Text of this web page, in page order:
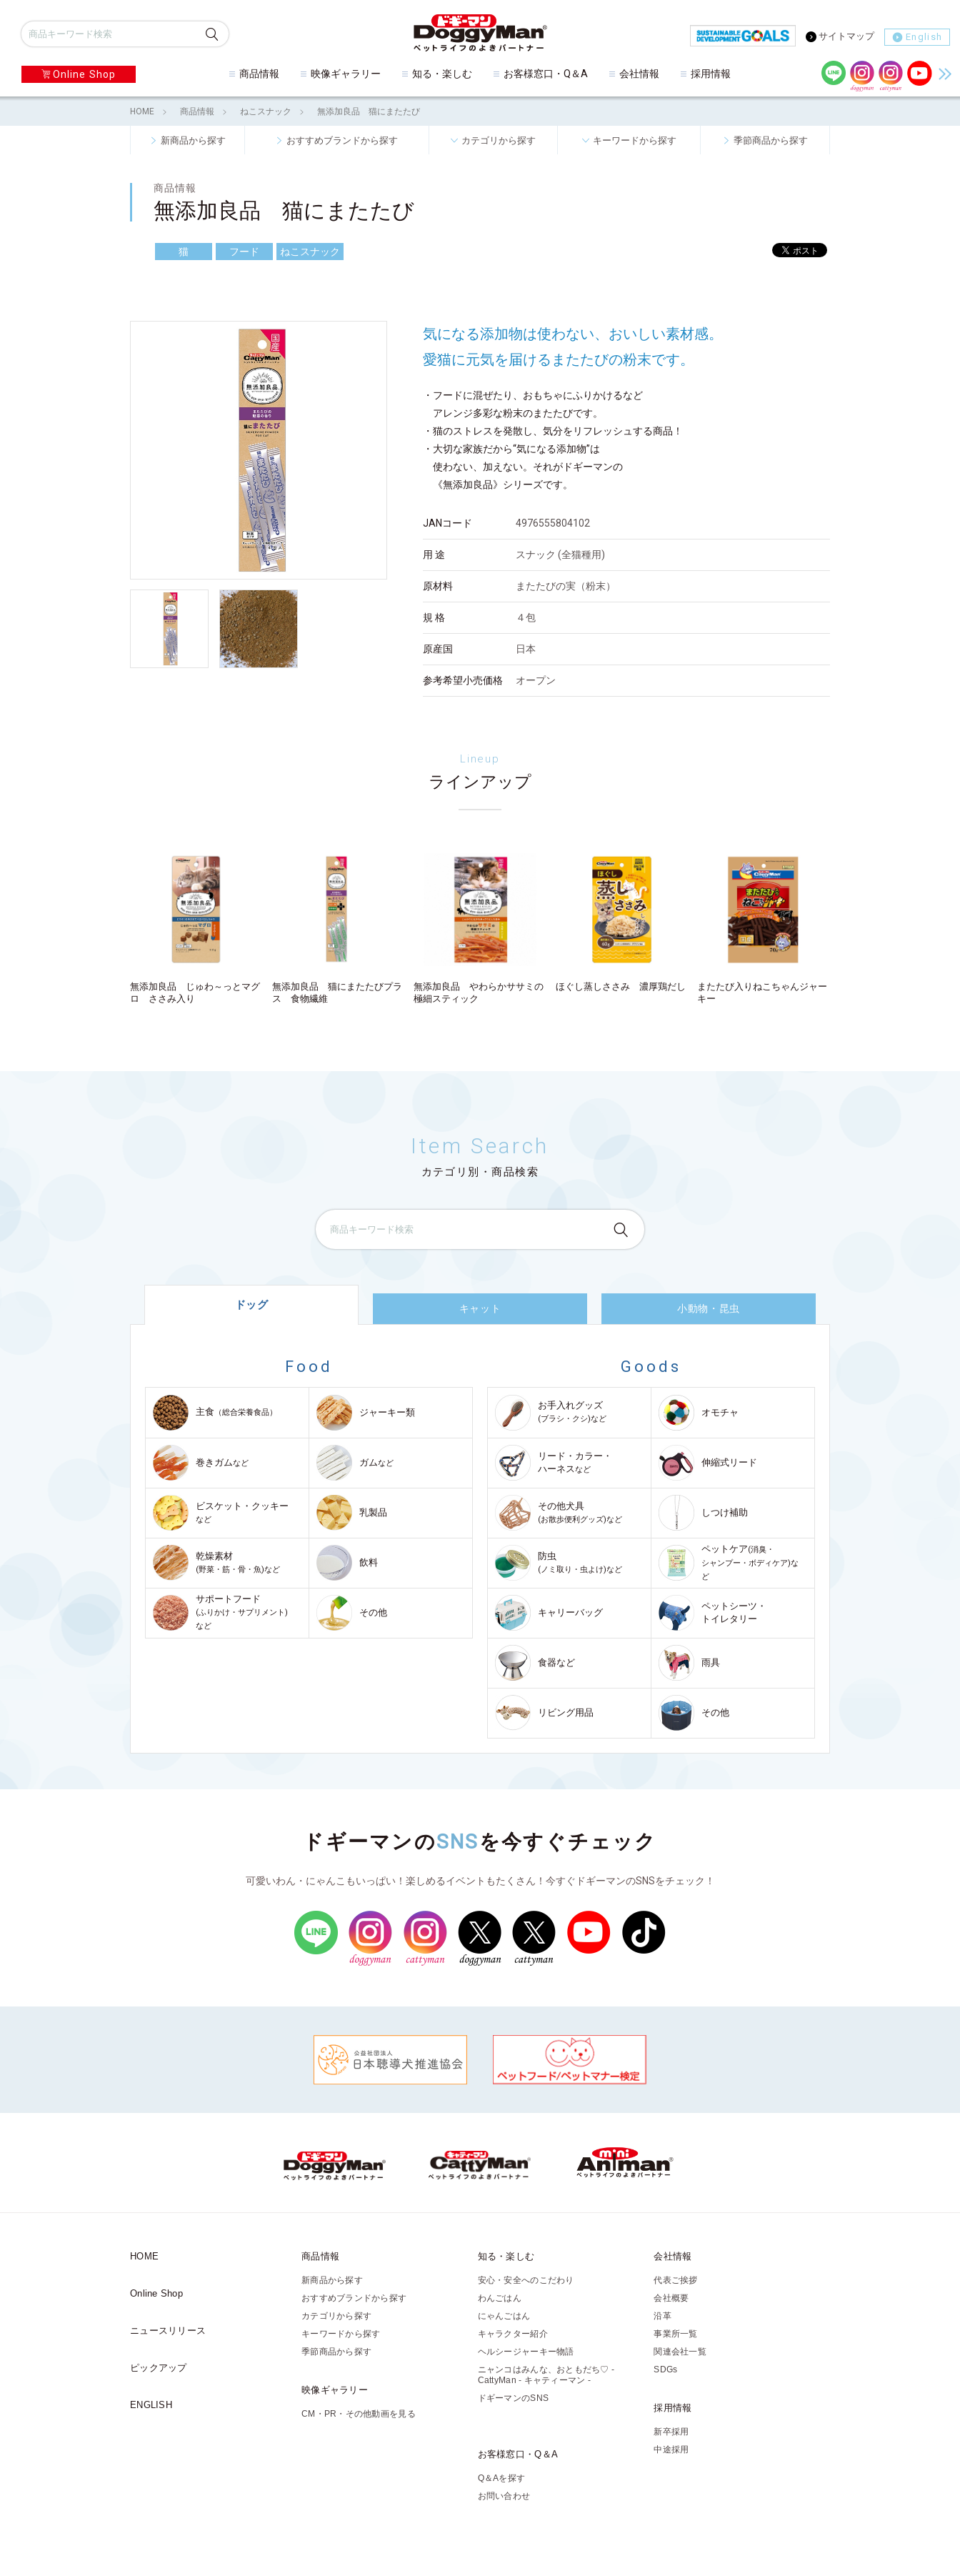
Online Shop 商品情報 映像ギャラリー 知る・楽しむ お客様窓口・Q＆A 会社情報 採用情報
サイトマップ English
HOME 商品情報 ねこスナック 無添加良品 猫にまたたび
新商品から探す おすすめブランドから探す カテゴリから探す キーワードから探す 季節商品から探す
商品情報
無添加良品 猫にまたたび
猫 フード ねこスナック
気になる添加物は使わない、おいしい素材感。
愛猫に元気を届けるまたたびの粉末です。
・フードに混ぜたり、おもちゃにふりかけるなど
アレンジ多彩な粉末のまたたびです。
・猫のストレスを発散し、気分をリフレッシュする商品！
・大切な家族だから“気になる添加物”は
使わない、加えない。それがドギーマンの
《無添加良品》シリーズです。
JANコード 4976555804102
用 途 スナック (全猫種用)
原材料 またたびの実（粉末）
規 格 ４包
原産国 日本
参考希望小売価格 オープン
Lineup
ラインアップ
無添加良品 じゅわ～っとマグ
ロ ささみ入り
無添加良品 猫にまたたびプラ
ス 食物繊維
無添加良品 やわらかササミの
極細スティック
ほぐし蒸しささみ 濃厚鶏だし
またたび入りねこちゃんジャー
キー
Item Search
カテゴリ別・商品検索
ドッグ キャット 小動物・昆虫
Food
主食 （総合栄養食品） ジャーキー類
巻きガムなど ガムなど
ビスケット・クッキー
など
乳製品
乾燥素材
(野菜・筋・骨・魚)など
飲料
サポートフード
(ふりかけ・サプリメント)
など
その他
Goods
お手入れグッズ
(ブラシ・クシ)など
オモチャ
リード・カラー・
ハーネスなど
伸縮式リード
その他犬具
(お散歩便利グッズ)など
しつけ補助
防虫
(ノミ取り・虫よけ)など
ペットケア(消臭・
シャンプー・ボディケア)な
ど
キャリーバッグ
ペットシーツ・
トイレタリー
食器など 雨具
リビング用品 その他
ドギーマンのSNSを今すぐチェック
可愛いわん・にゃんこもいっぱい！楽しめるイベントもたくさん！今すぐドギーマンのSNSをチェック！
HOME 商品情報
新商品から探す
おすすめブランドから探す
カテゴリから探す
キーワードから探す
季節商品から探す
映像ギャラリー
CM・PR・その他動画を見る
知る・楽しむ
安心・安全へのこだわり
わんごはん
にゃんごはん
キャラクター紹介
ヘルシージャーキー物語
ニャンコはみんな、おともだち♡ -
CattyMan - キャティーマン -
ドギーマンのSNS
お客様窓口・Q＆A
Q＆Aを探す
お問い合わせ
会社情報
代表ご挨拶
会社概要
沿革
事業所一覧
関連会社一覧
SDGs
採用情報
新卒採用
中途採用
Online Shop
ニュースリリース
ピックアップ
ENGLISH